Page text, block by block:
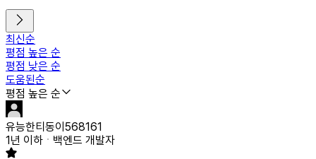
최신순
평점 높은 순
평점 낮은 순
도움된순
평점 높은 순
유능한티동이568161
1년 이하
백엔드 개발자